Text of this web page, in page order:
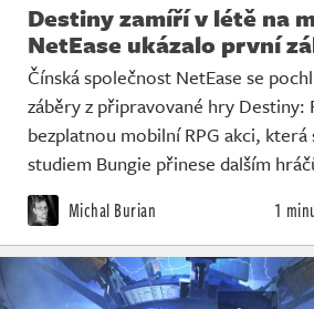
Destiny zamíří v létě na
NetEase ukázalo první
Čínská společnost NetEase se
záběry z připravované hry Destiny:
bezplatnou mobilní RPG akci,
studiem Bungie přinese dalším
Michal Burian 1